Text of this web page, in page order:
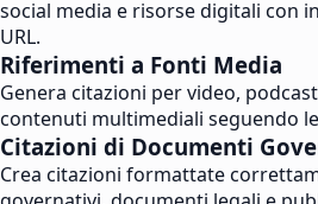
social media e risorse digitali con
URL.
Riferimenti a Fonti Media
Genera citazioni per video,
contenuti multimediali seguendo le
Citazioni di Documenti
Crea citazioni formattate